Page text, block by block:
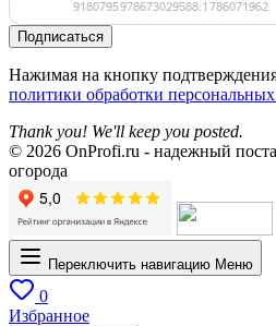
Подписаться
Нажимая на кнопку
политики обработки
Thank you! We'll keep you posted.
© 2026 OnProfi.ru - надежный
огорода
Переключить навигацию Меню
0
Избранное